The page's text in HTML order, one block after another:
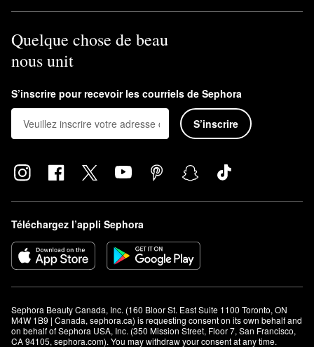
Quelque chose de beau
nous unit
S’inscrire pour recevoir les courriels de Sephora
S’inscrire
Téléchargez l’appli Sephora
Sephora Beauty Canada, Inc. (160 Bloor St. East Suite 1100 Toronto, ON
M4W 1B9 | Canada, sephora.ca) is requesting consent on its own behalf and
on behalf of Sephora USA, Inc. (350 Mission Street, Floor 7, San Francisco,
CA 94105, sephora.com). You may withdraw your consent at any time.